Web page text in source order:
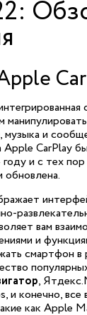
музыка и
CarPlay
и с тех
обновлена.
вам
и
смартфон в
,
и конечно, все
как Apple